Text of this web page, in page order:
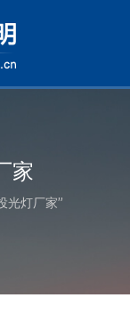
家
光灯厂家”